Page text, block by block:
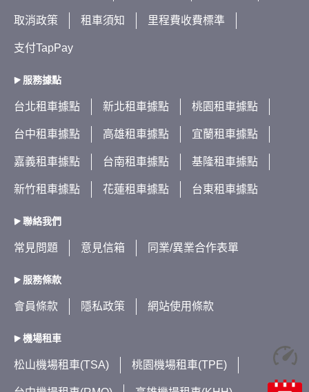
取消政策 租車須知 里程費收費標準
支付TapPay
服務據點
台北租車據點 新北租車據點 桃園租車據點
台中租車據點 高雄租車據點 宜蘭租車據點
嘉義租車據點 台南租車據點 基隆租車據點
新竹租車據點 花蓮租車據點 台東租車據點
聯絡我們
常見問題 意見信箱 同業/異業合作表單
服務條款
會員條款 隱私政策 網站使用條款
機場租車
松山機場租車(TSA) 桃園機場租車(TPE)